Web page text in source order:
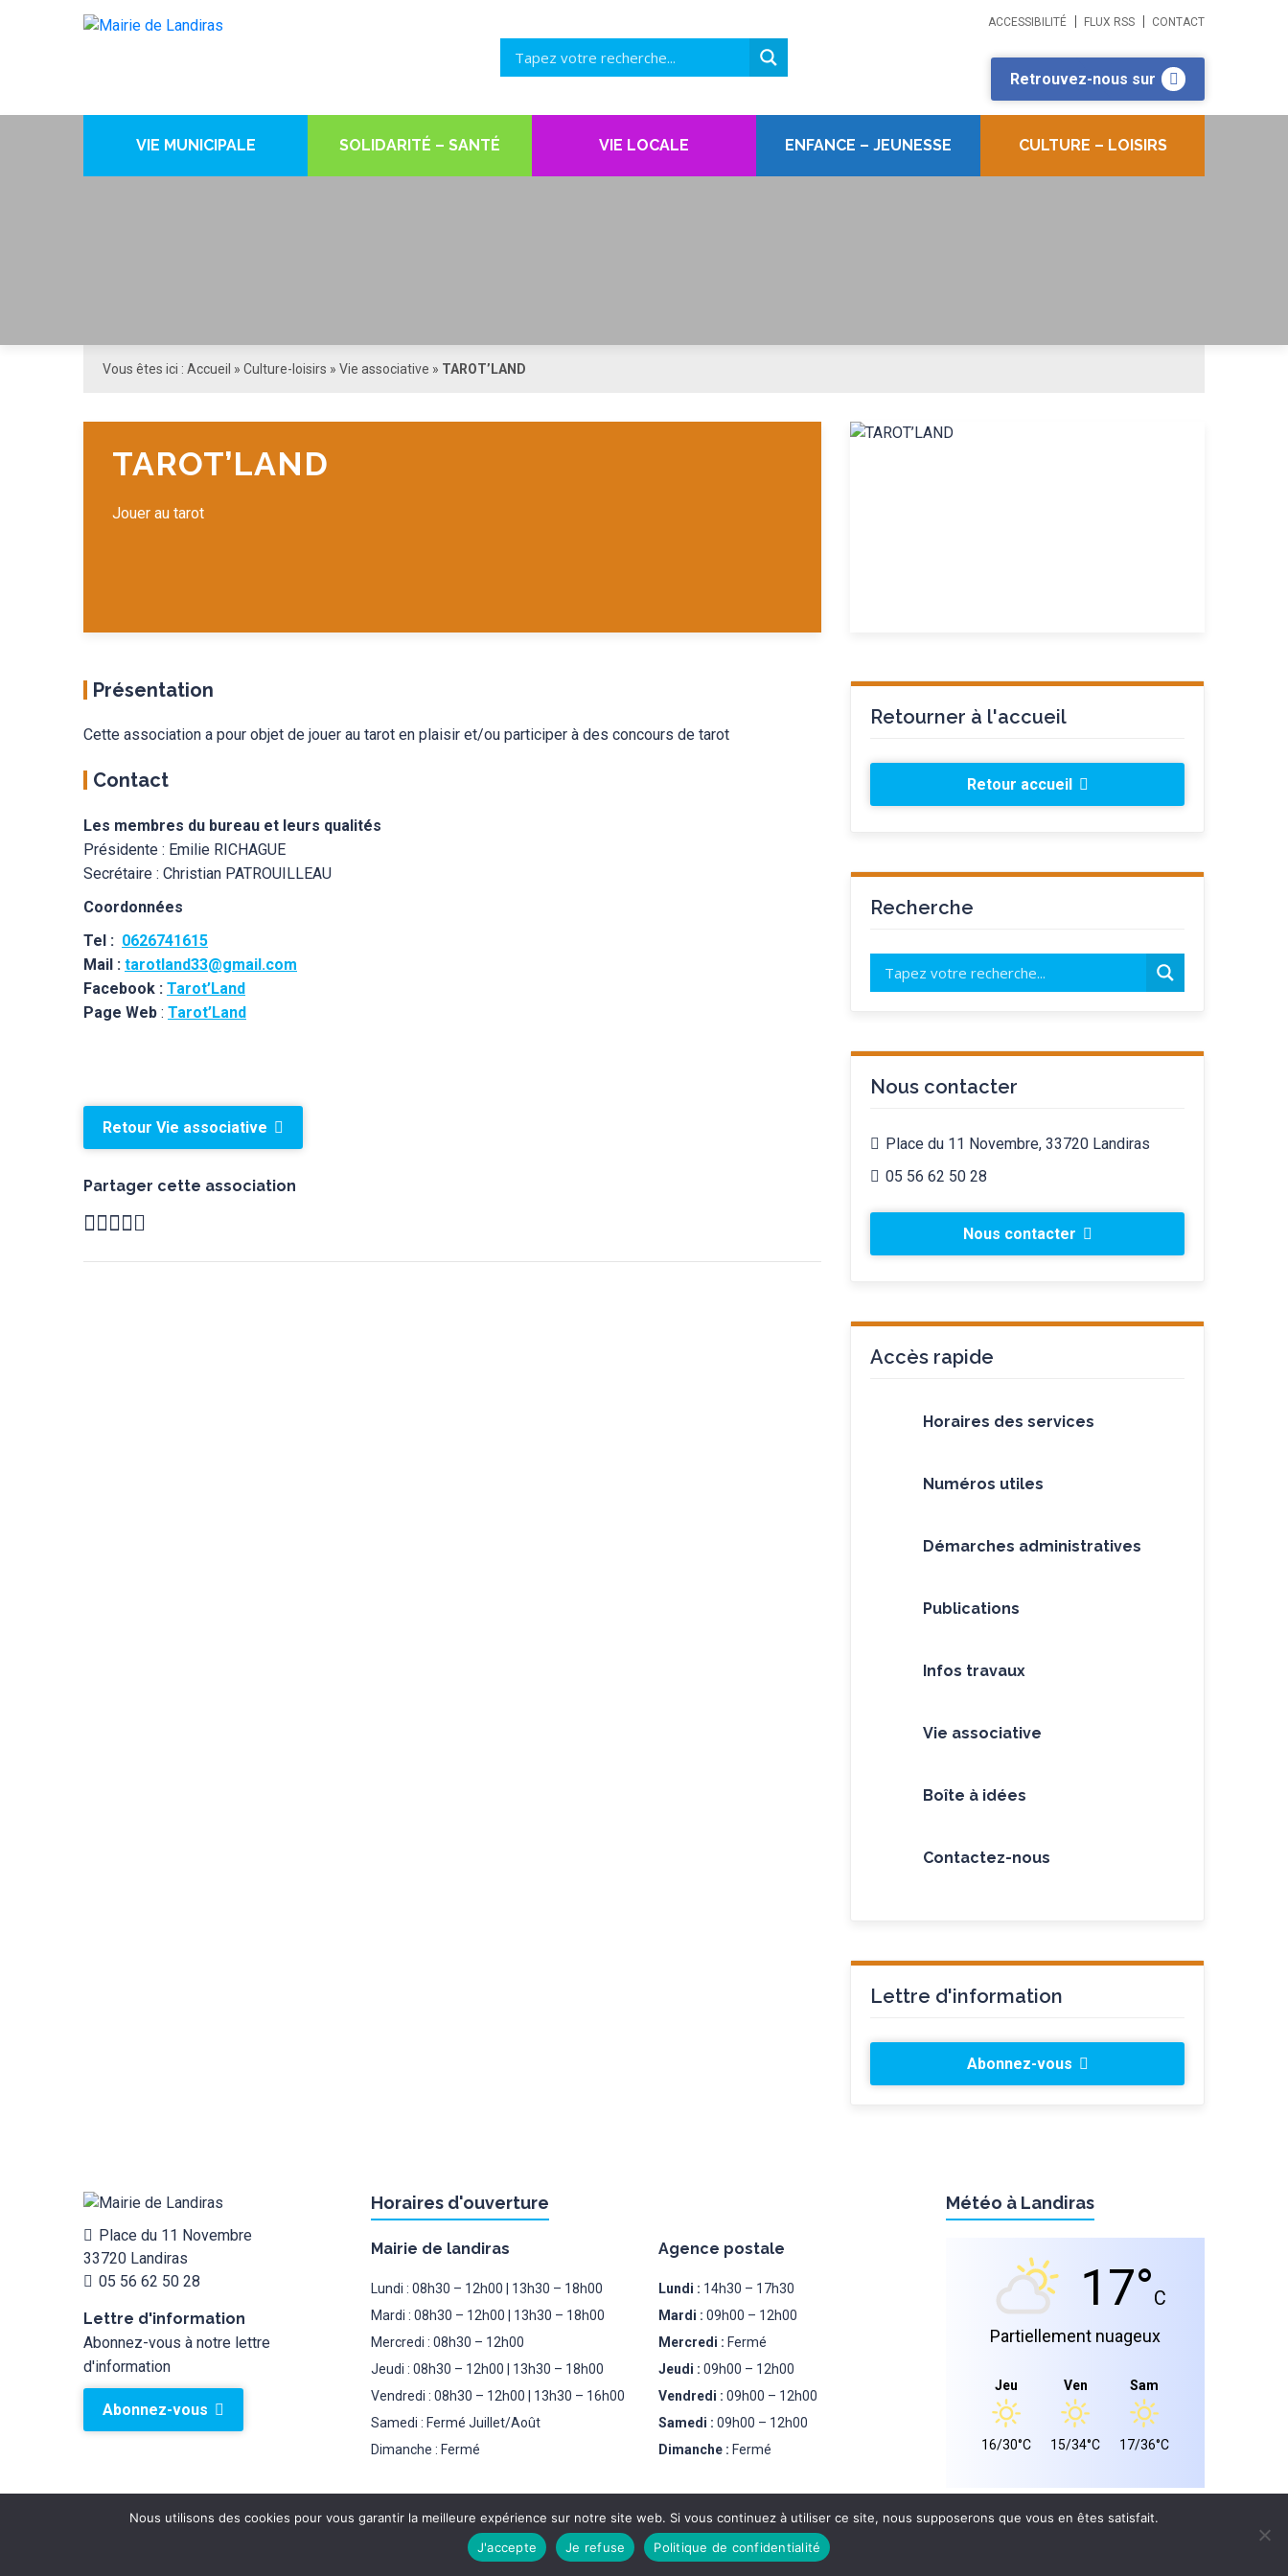
ACCESSIBILITÉ FLUX RSS CONTACT
Retrouvez-nous sur
VIE MUNICIPALE SOLIDARITÉ – SANTÉ VIE LOCALE ENFANCE – JEUNESSE CULTURE – LOISIRS
Vous êtes ici : Accueil » Culture-loisirs » Vie associative » TAROT’LAND
TAROT’LAND
Jouer au tarot
Présentation
Cette association a pour objet de jouer au tarot en plaisir et/ou participer à des concours de tarot
Contact
Les membres du bureau et leurs qualités
Présidente : Emilie RICHAGUE
Secrétaire : Christian PATROUILLEAU
Coordonnées
Tel : 0626741615
Mail : tarotland33@gmail.com
Facebook : Tarot’Land
Page Web : Tarot’Land
Retour Vie associative
Partager cette association
Retourner à l'accueil
Retour accueil
Recherche
Nous contacter
Place du 11 Novembre, 33720 Landiras
05 56 62 50 28
Nous contacter
Accès rapide
Horaires des services
Numéros utiles
Démarches administratives
Publications
Infos travaux
Vie associative
Boîte à idées
Contactez-nous
Lettre d'information
Abonnez-vous
Place du 11 Novembre
33720 Landiras
05 56 62 50 28
Lettre d'information
Abonnez-vous à notre lettre
d'information
Abonnez-vous
Horaires d'ouverture
Mairie de landiras
Lundi : 08h30 – 12h00 | 13h30 – 18h00
Mardi : 08h30 – 12h00 | 13h30 – 18h00
Mercredi : 08h30 – 12h00
Jeudi : 08h30 – 12h00 | 13h30 – 18h00
Vendredi : 08h30 – 12h00 | 13h30 – 16h00
Samedi : Fermé Juillet/Août
Dimanche : Fermé
Agence postale
Lundi : 14h30 – 17h30
Mardi : 09h00 – 12h00
Mercredi : Fermé
Jeudi : 09h00 – 12h00
Vendredi : 09h00 – 12h00
Samedi : 09h00 – 12h00
Dimanche : Fermé
Météo à Landiras
17°C
Partiellement nuageux
Jeu
16/30°C
Ven
15/34°C
Sam
17/36°C
PLAN DU SITE MENTIONS LÉGALES
Nous utilisons des cookies pour vous garantir la meilleure expérience sur notre site web. Si vous continuez à utiliser ce site, nous supposerons que vous en êtes satisfait.
J'accepte
Je refuse Politique de confidentialité